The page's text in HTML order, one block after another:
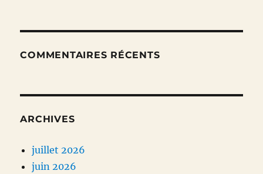
COMMENTAIRES RÉCENTS
ARCHIVES
juillet 2026
juin 2026